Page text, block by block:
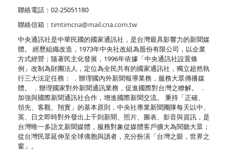
聯絡電話：02-25051180
聯絡信箱： timtimcna@mail.cna.com.tw
中央通訊社是中華民國的國家通訊社，是台灣最具影響力的新聞媒
體。 經歷組織改造，1973年中央社改組為股份有限公司，以企業
方式經營；隨著民主化發展，1996年依據「中央通訊社設置條
例」改制為財團法人，定位為全民共有的國家通訊社，獨立超然執
行三大法定任務： ．辦理國內外新聞報導業務，服務大眾傳播媒
體。 ．辦理國家對外新聞通訊業務，促進國際對台灣之瞭解。 ．
加強與國際新聞通訊社合作，增進國際新聞交流。 秉持「正確、
領先、客觀、翔實」的基本原則，中央社專業新聞團隊每天以中、
英、日文即時對外發出上千則新聞、照片、圖表、影音與資訊，是
台灣唯一多語文新聞媒體，服務對象從媒體客戶擴大為閱聽大眾；
從台灣民眾延伸至全球僑胞與讀者，充分扮演「台灣之眼，世界之
窗」。